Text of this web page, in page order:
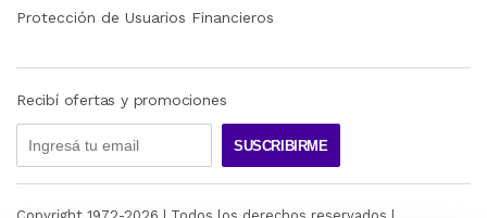
Protección de Usuarios Financieros
Recibí ofertas y promociones
SUSCRIBIRME